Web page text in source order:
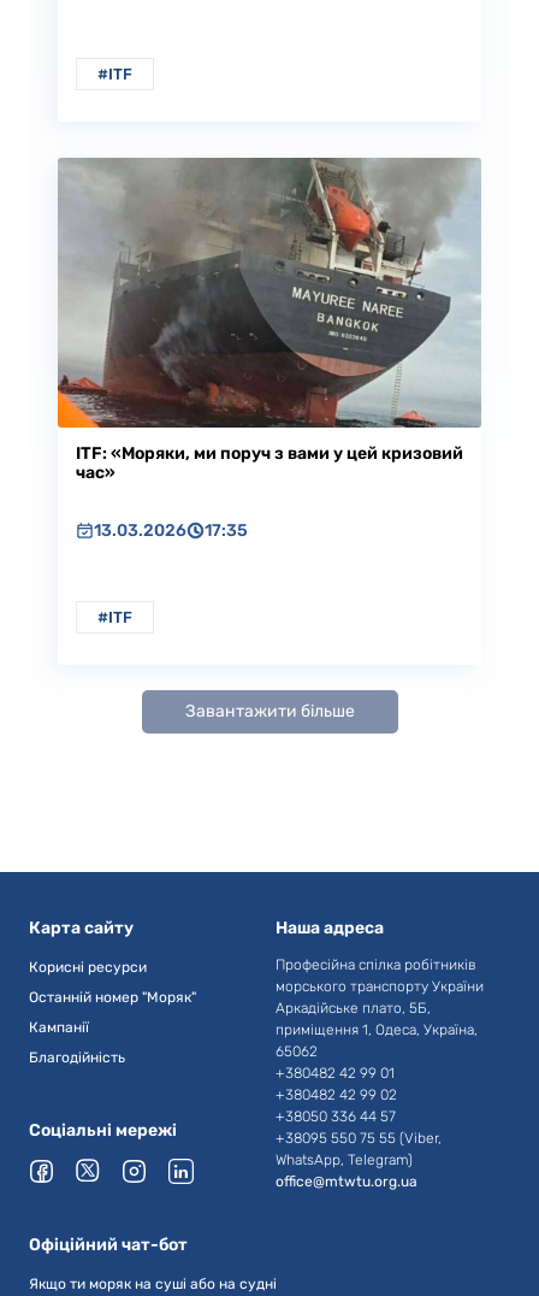
#ITF
ITF: «Моряки, ми поруч з вами у цей кризовий
час»
13.03.2026 17:35
#ITF
Завантажити більше
Карта сайту
Корисні ресурси
Останній номер "Моряк"
Кампанії
Благодійність
Наша адреса
Професійна спілка робітників
морського транспорту України
Аркадійське плато, 5Б,
приміщення 1, Одеса, Україна,
65062
+380482 42 99 01
+380482 42 99 02
+38050 336 44 57
+38095 550 75 55 (Viber,
WhatsApp, Telegram)
office@mtwtu.org.ua
Соціальні мережі
Офіційний чат-бот
Якщо ти моряк на суші або на судні